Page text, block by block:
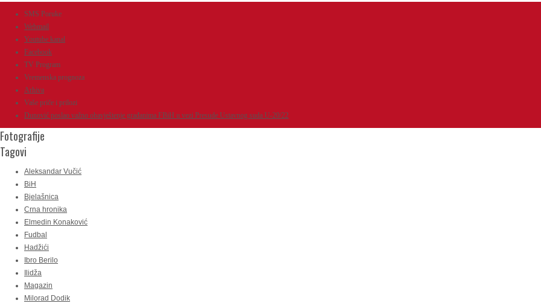
SMS Poruke
Webmail
Youtube kanal
Facebook
TV Program
Vremenska prognoza
Arhiva
Vaše priče i prilozi
Dunović poslao važno obavještenje građanima FBiH u vezi Presude Ustavnog suda U-20/22
Fotografije
Tagovi
Aleksandar Vučić
BiH
Bjelašnica
Crna hronika
Elmedin Konaković
Fudbal
Hadžići
Ibro Berilo
Ilidža
Magazin
Milorad Dodik